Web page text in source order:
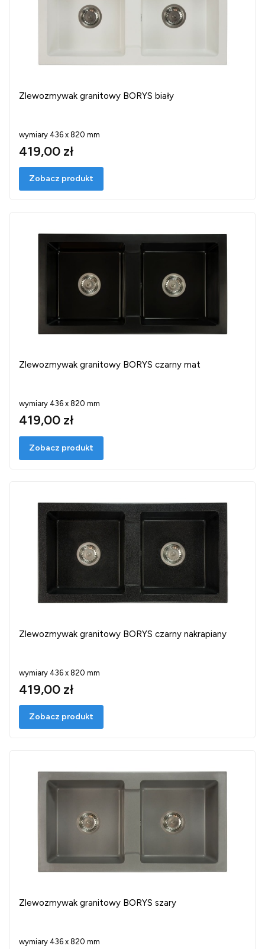
Zlewozmywak granitowy BORYS biały
wymiary 436 x 820 mm
419,00 zł
Zobacz produkt
Zlewozmywak granitowy BORYS czarny mat
wymiary 436 x 820 mm
419,00 zł
Zobacz produkt
Zlewozmywak granitowy BORYS czarny nakrapiany
wymiary 436 x 820 mm
419,00 zł
Zobacz produkt
Zlewozmywak granitowy BORYS szary
wymiary 436 x 820 mm